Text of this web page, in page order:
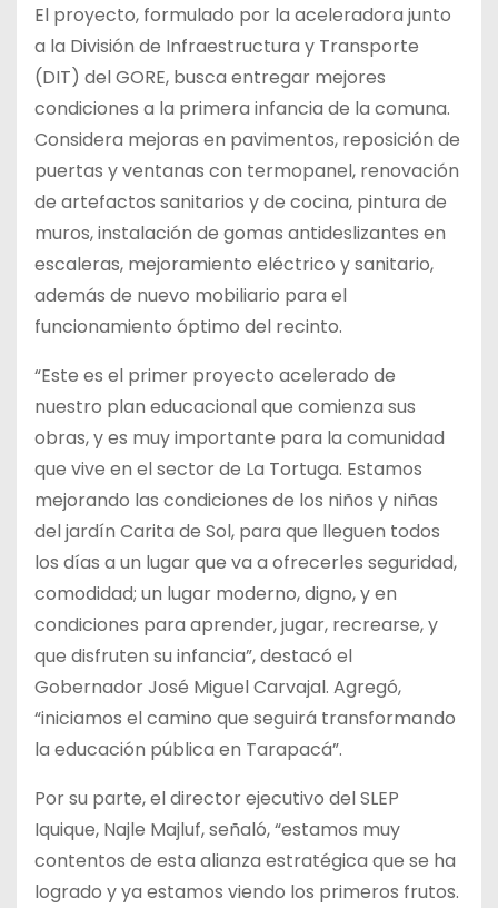
El proyecto, formulado por la aceleradora junto
a la División de Infraestructura y Transporte
(DIT) del GORE, busca entregar mejores
condiciones a la primera infancia de la comuna.
Considera mejoras en pavimentos, reposición de
puertas y ventanas con termopanel, renovación
de artefactos sanitarios y de cocina, pintura de
muros, instalación de gomas antideslizantes en
escaleras, mejoramiento eléctrico y sanitario,
además de nuevo mobiliario para el
funcionamiento óptimo del recinto.
“Este es el primer proyecto acelerado de
nuestro plan educacional que comienza sus
obras, y es muy importante para la comunidad
que vive en el sector de La Tortuga. Estamos
mejorando las condiciones de los niños y niñas
del jardín Carita de Sol, para que lleguen todos
los días a un lugar que va a ofrecerles seguridad,
comodidad; un lugar moderno, digno, y en
condiciones para aprender, jugar, recrearse, y
que disfruten su infancia”, destacó el
Gobernador José Miguel Carvajal. Agregó,
“iniciamos el camino que seguirá transformando
la educación pública en Tarapacá”.
Por su parte, el director ejecutivo del SLEP
Iquique, Najle Majluf, señaló, “estamos muy
contentos de esta alianza estratégica que se ha
logrado y ya estamos viendo los primeros frutos.